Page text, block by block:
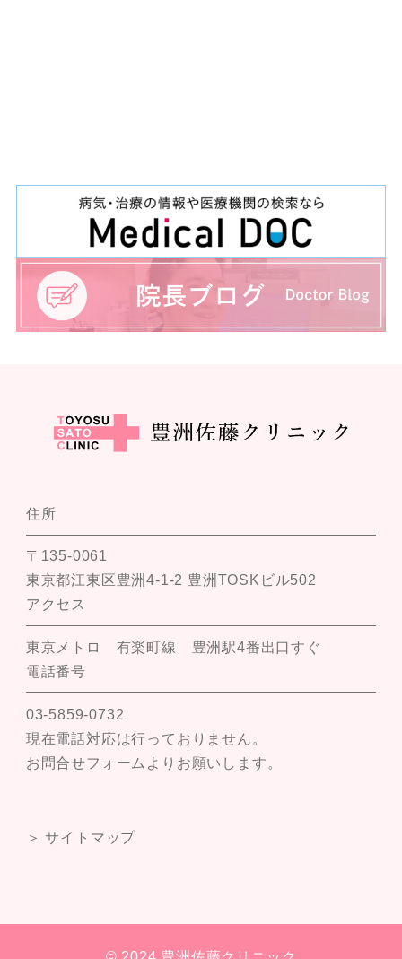
住所
〒135-0061
東京都江東区豊洲4-1-2 豊洲TOSKビル502
アクセス
東京メトロ 有楽町線 豊洲駅4番出口すぐ
電話番号
03-5859-0732
現在電話対応は行っておりません。
お問合せフォームよりお願いします。
＞ サイトマップ